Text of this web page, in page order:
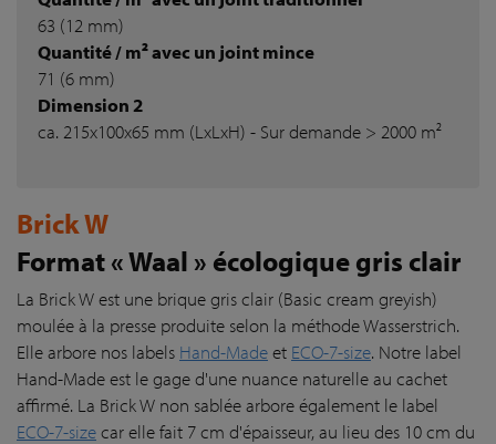
63 (12 mm)
Quantité / m² avec un joint mince
71 (6 mm)
Dimension 2
ca. 215x100x65 mm (LxLxH) - Sur demande > 2000 m²
Brick W
Format « Waal » écologique gris clair
La Brick W est une brique gris clair (Basic cream greyish)
moulée à la presse produite selon la méthode Wasserstrich.
Elle arbore nos labels Hand-Madeet ECO-7-size. Notre label
Hand-Made est le gage d'une nuance naturelle au cachet
affirmé. La Brick W non sablée arbore également le label
ECO-7-sizecar elle fait 7 cm d'épaisseur, au lieu des 10 cm du